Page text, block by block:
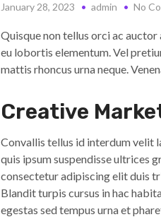
January 28, 2023 admin No
Quisque non tellus orci ac
eu lobortis elementum. Vel
mattis rhoncus urna neque.
Creative
Convallis tellus id interdum velit
quis ipsum suspendisse ultrices
consectetur adipiscing elit duis
Blandit turpis cursus in hac
egestas sed tempus urna et